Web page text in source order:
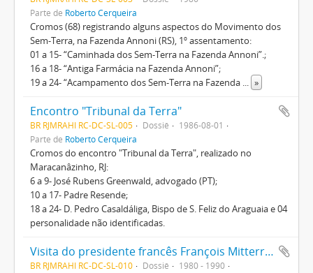
Parte de Roberto Cerqueira
Cromos (68) registrando alguns aspectos do Movimento dos
Sem-Terra, na Fazenda Annoni (RS), 1º assentamento:
01 a 15- “Caminhada dos Sem-Terra na Fazenda Annoni”.;
16 a 18- “Antiga Farmácia na Fazenda Annoni”;
19 a 24- “Acampamento dos Sem-Terra na Fazenda ... »
Encontro "Tribunal da Terra"
BR RJMRAHI RC-DC-SL-005 Dossiê
1986-08-01
Parte de Roberto Cerqueira
Cromos do encontro "Tribunal da Terra", realizado no
Maracanâzinho, RJ:
6 a 9- José Rubens Greenwald, advogado (PT);
10 a 17- Padre Resende;
18 a 24- D. Pedro Casaldáliga, Bispo de S. Feliz do Araguaia e 04
personalidade não identificadas.
Visita do presidente francês François Mitterrand
BR RJMRAHI RC-DC-SL-010 Dossiê
1980 - 1990